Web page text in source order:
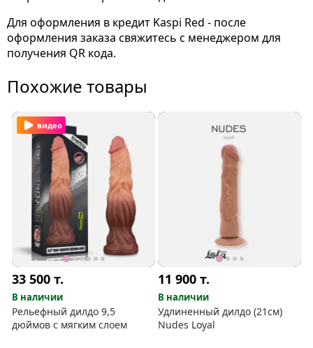
Для оформления в кредит Kaspi Red - после
оформления заказа свяжитесь с менеджером для
получения QR кода.
Похожие товары
видео
33 500т.
В наличии
Рельефный дилдо 9,5
дюймов с мягким слоем
11 900т.
В наличии
Удлиненный дилдо (21см)
Nudes Loyal